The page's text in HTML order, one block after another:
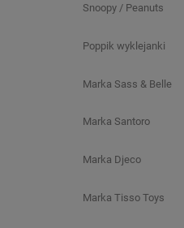
Snoopy / Peanuts
Poppik wyklejanki
Marka Sass & Belle
Marka Santoro
Marka Djeco
Marka Tisso Toys